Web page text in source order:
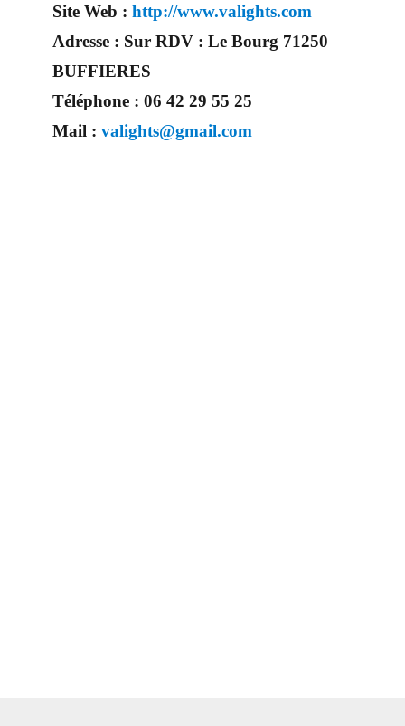
Site Web : http://www.valights.com
Adresse : Sur RDV : Le Bourg 71250
BUFFIERES
Téléphone : 06 42 29 55 25
Mail : valights@gmail.com